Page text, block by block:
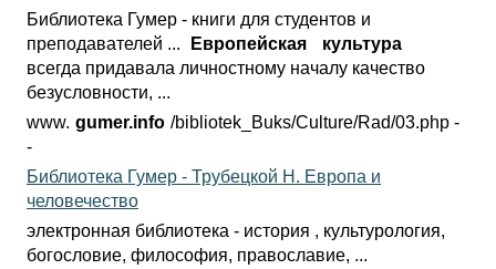
Библиотека Гумер - книги для студентов и
преподавателей ...
Европейская
культура
всегда придавала личностному началу качество
безусловности, ...
www. gumer.info /bibliotek_Buks/Culture/Rad/03.php -
-
Библиотека Гумер - Трубецкой Н. Европа и
человечество
электронная библиотека - история , культурология,
богословие, философия, православие, ...